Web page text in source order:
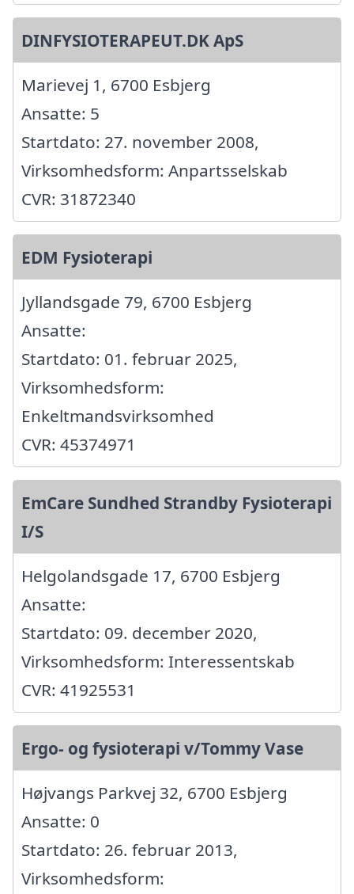
DINFYSIOTERAPEUT.DK ApS
Marievej 1, 6700 Esbjerg
Ansatte: 5
Startdato: 27. november 2008,
Virksomhedsform: Anpartsselskab
CVR: 31872340
EDM Fysioterapi
Jyllandsgade 79, 6700 Esbjerg
Ansatte:
Startdato: 01. februar 2025,
Virksomhedsform:
Enkeltmandsvirksomhed
CVR: 45374971
EmCare Sundhed Strandby Fysioterapi
I/S
Helgolandsgade 17, 6700 Esbjerg
Ansatte:
Startdato: 09. december 2020,
Virksomhedsform: Interessentskab
CVR: 41925531
Ergo- og fysioterapi v/Tommy Vase
Højvangs Parkvej 32, 6700 Esbjerg
Ansatte: 0
Startdato: 26. februar 2013,
Virksomhedsform: